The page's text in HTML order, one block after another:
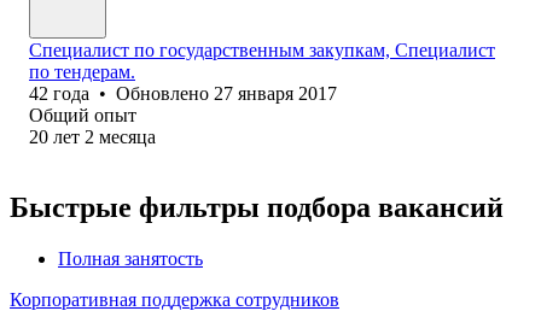
Специалист по государственным закупкам, Специалист
по тендерам.
42 года • Обновлено 27 января 2017
Общий опыт
20 лет 2 месяца
Быстрые фильтры подбора вакансий
Полная занятость
Корпоративная поддержка сотрудников